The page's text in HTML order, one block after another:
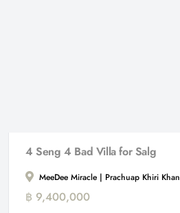
4 Seng 4 Bad Villa for Salg
MeeDee Miracle | Prachuap Khiri Khan
฿ 9,400,000